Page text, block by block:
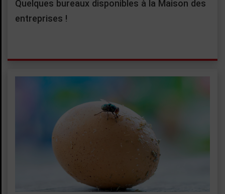
Quelques bureaux disponibles à la Maison des
entreprises !